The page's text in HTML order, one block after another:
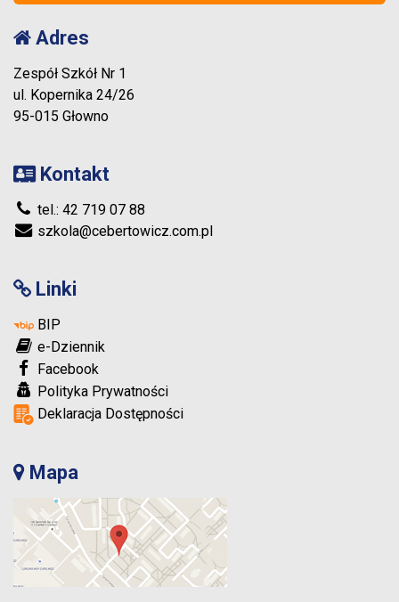
Adres
Zespół Szkół Nr 1
ul. Kopernika 24/26
95-015 Głowno
Kontakt
tel.: 42 719 07 88
szkola@cebertowicz.com.pl
Linki
BIP
e-Dziennik
Facebook
Polityka Prywatności
Deklaracja Dostępności
Mapa